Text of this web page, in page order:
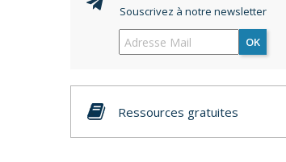
Souscrivez à notre newsletter
OK
Ressources gratuites